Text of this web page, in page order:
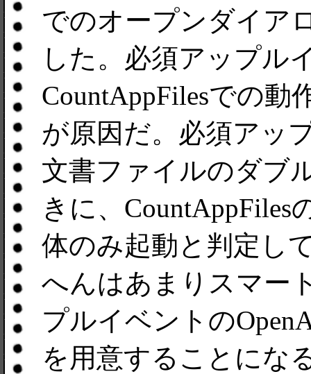
でのオープンダイア
した。必須アップル
CountAppFilesでの
が原因だ。必須アッ
文書ファイルのダブ
きに、
体のみ起動と判定し
へんはあまりスマー
プルイベントの
を用意することにな